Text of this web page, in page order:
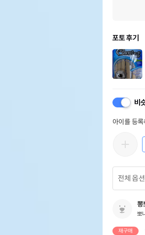
포토 후기
비
아이를 등
뽕
뽀니
재구매